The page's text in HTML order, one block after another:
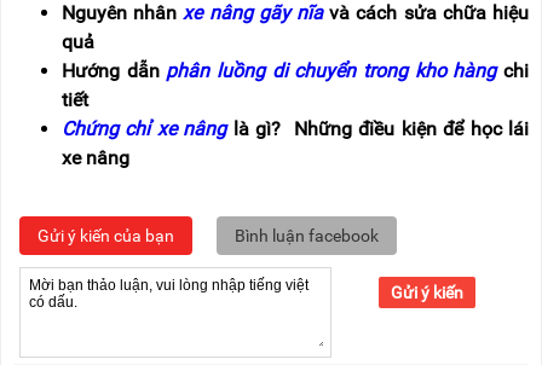
Nguyên nhânxe nâng gãy nĩavà cách sửa chữa hiệu
quả
Hướng dẫn phân luồng di chuyển trong kho hàngchi
tiết
Chứng chỉ xe nânglà gì? Những điều kiện để học lái
xe nâng
Gửi ý kiến của bạn Bình luận facebook
Gửi ý kiến